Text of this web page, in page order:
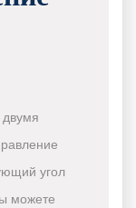
угол
можете